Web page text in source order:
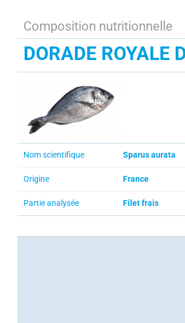
Composition nutritionnelle
DORADE ROYALE
Nom scientifique Sparus aurata
Origine France
Partie analysée Filet frais